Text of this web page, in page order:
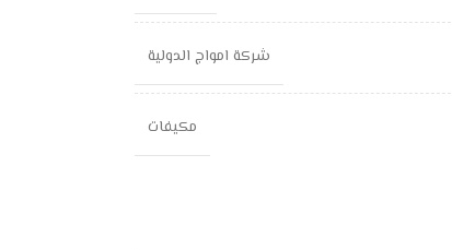
شركة امواج الدولية
مكيفات